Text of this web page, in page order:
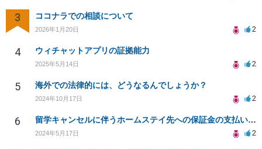
3 ココナラでの相談について
2026年1月20日 2
4 ウィチャットアプリの証拠能力
2025年5月14日 2
5 海外での法律的には、どうなるんでしょうか？
2024年10月17日 2
6 留学キャンセルに伴うホームステイ先への保証金の支払いについて
2024年5月17日 2